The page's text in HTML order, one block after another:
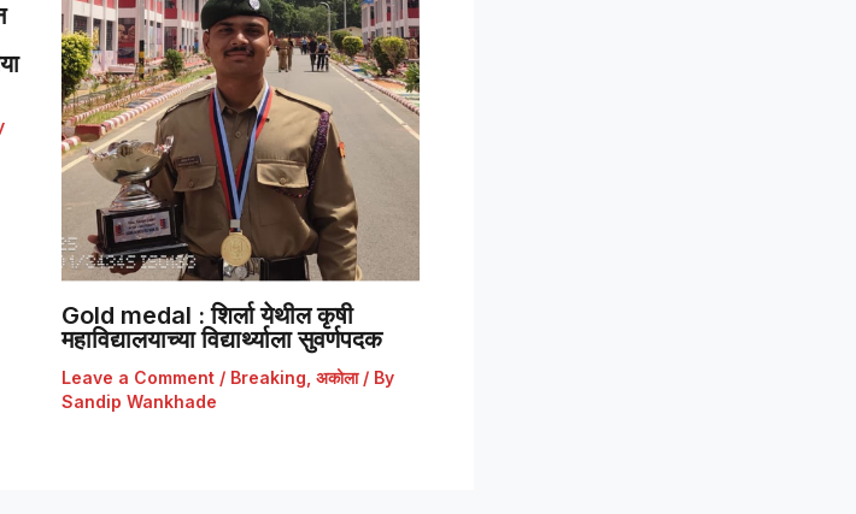
Gold medal : शिर्ला येथील कृषी
महाविद्यालयाच्या विद्यार्थ्याला सुवर्णपदक
Leave a Comment / Breaking अकोला/ By
Sandip Wankhade